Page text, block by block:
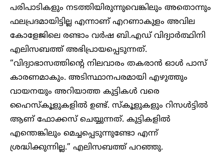
പരിപാടികളും നടത്തിയിരുന്നുവെങ്കിലും അതൊന്നും
ഫലപ്രദമായിട്ടില്ല എന്നാണ് എറണാകുളം അവില
കോളേജിലെ രണ്ടാം വർഷ ബി.എഡ് വിദ്യാർത്ഥിനി
എലിസബത്ത് അഭിപ്രായപ്പെടുന്നത്.
“വിദ്യാഭാസത്തിന്റെ നിലവാരം തകരാൻ ഓൾ പാസ്
കാരണമാകും. അടിസ്ഥാനപരമായി എഴുത്തും
വായനയും അറിയാത്ത കുട്ടികൾ വരെ
ഹൈസ്കൂളുകളിൽ ഉണ്ട്‌. സ്കൂളുകളും റിസൾട്ടിൽ
ആണ് ഫോക്കസ് ചെയ്യുന്നത്. കുട്ടികളിൽ
എന്തെങ്കിലും മെച്ചപ്പെടുന്നുണ്ടോ എന്ന്
ശ്രദ്ധിക്കുന്നില്ല.” എലിസബത്ത് പറഞ്ഞു.